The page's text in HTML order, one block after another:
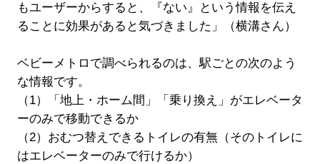
もユーザーからすると、『ない』という情報を伝え
ることに効果があると気づきました」（横溝さん）
ベビーメトロで調べられるのは、駅ごとの次のよう
な情報です。
（1）「地上・ホーム間」「乗り換え」がエレベータ
ーのみで移動できるか
（2）おむつ替えできるトイレの有無（そのトイレに
はエレベーターのみで行けるか）